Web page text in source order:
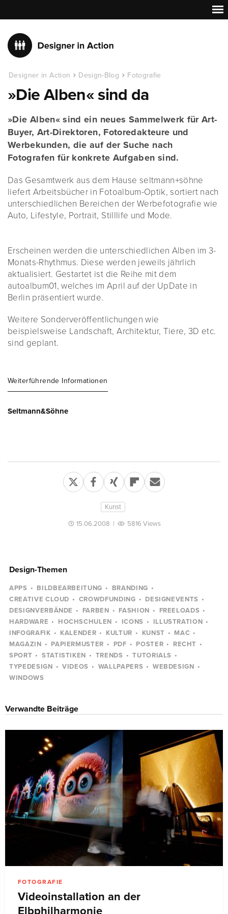
Designer in Action Design-Blog Fotografie
»Die Alben« sind da
»Die Alben« sind ein neues Sammelwerk für Art-
Buyer, Art-Direktoren, Fotoredakteure und
Werbekunden, die auf der Suche nach
Fotografen für konkrete Aufgaben sind.
Das Gesamtwerk aus dem Hause seltmann+söhne
liefert Arbeitsbücher in Fotoalbum-Optik, sortiert nach
unterschiedlichen Bereichen der Werbefotografie wie
Auto, Lifestyle, Portrait, Stilllife und Mode.
Erscheinen werden die unterschiedlichen Alben im 3-
Monats-Rhythmus. Diese werden jeweils jährlich
aktualisiert. Gestartet ist die Reihe mit dem
autoalbum01, welches im April auf der UpDate in
Berlin präsentiert wurde.
Weitere Sonderveröffentlichungen wie
beispielsweise Landschaft, Architektur, Tiere, 3D etc.
sind geplant.
Weiterführende Informationen
Seltmann&Söhne
Kunst
15.06.2008 | 5816 Views
Design-Themen
APPS BILDBEARBEITUNG
BRANDING
CREATIVE CLOUD
CROWDFUNDING
DESIGNEVENTS
DESIGNVERBÄNDE
FARBEN FASHION
FREELOADS
HARDWARE
HOCHSCHULEN ICONS
ILLUSTRATION
INFOGRAFIK
KALENDER KULTUR KUNST
MAC
MAGAZIN
PAPIERMUSTER PDF POSTER
RECHT
SPORT
STATISTIKEN TRENDS
TUTORIALS
TYPEDESIGN
VIDEOS WALLPAPERS
WEBDESIGN
WINDOWS
Verwandte Beiträge
FOTOGRAFIE
Videoinstallation an der
Elbphilharmonie